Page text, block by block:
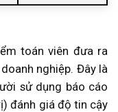
toán viên đưa ra
nghiệp. Đây là
sử dụng báo cáo
đánh giá độ tin cậy